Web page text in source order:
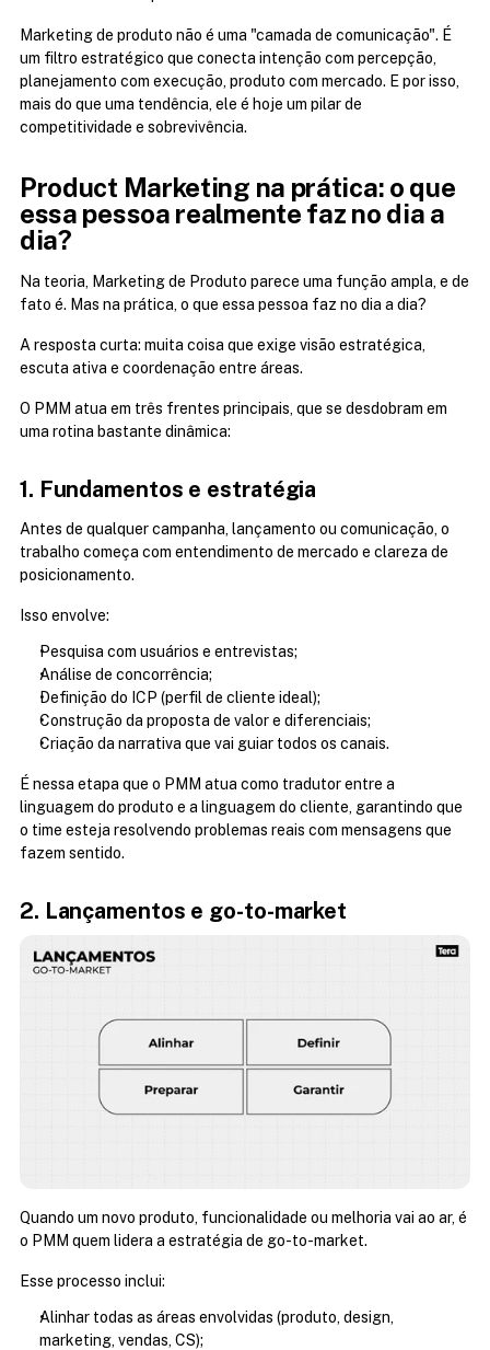
Marketing de produto não é uma "camada de comunicação". É
um filtro estratégico que conecta intenção com percepção,
planejamento com execução, produto com mercado. E por isso,
mais do que uma tendência, ele é hoje um pilar de
competitividade e sobrevivência.
Product Marketing na prática: o que
essa pessoa realmente faz no dia a
dia?
Na teoria, Marketing de Produto parece uma função ampla, e de
fato é. Mas na prática, o que essa pessoa faz no dia a dia?
A resposta curta: muita coisa que exige visão estratégica,
escuta ativa e coordenação entre áreas.
O PMM atua em três frentes principais, que se desdobram em
uma rotina bastante dinâmica:
1. Fundamentos e estratégia
Antes de qualquer campanha, lançamento ou comunicação, o
trabalho começa com entendimento de mercado e clareza de
posicionamento.
Isso envolve:
Pesquisa com usuários e entrevistas;
Análise de concorrência;
Definição do ICP (perfil de cliente ideal);
Construção da proposta de valor e diferenciais;
Criação da narrativa que vai guiar todos os canais.
É nessa etapa que o PMM atua como tradutor entre a
linguagem do produto e a linguagem do cliente, garantindo que
o time esteja resolvendo problemas reais com mensagens que
fazem sentido.
2. Lançamentos e go-to-market
Quando um novo produto, funcionalidade ou melhoria vai ao ar, é
o PMM quem lidera a estratégia de go-to-market.
Esse processo inclui:
Alinhar todas as áreas envolvidas (produto, design,
marketing, vendas, CS);